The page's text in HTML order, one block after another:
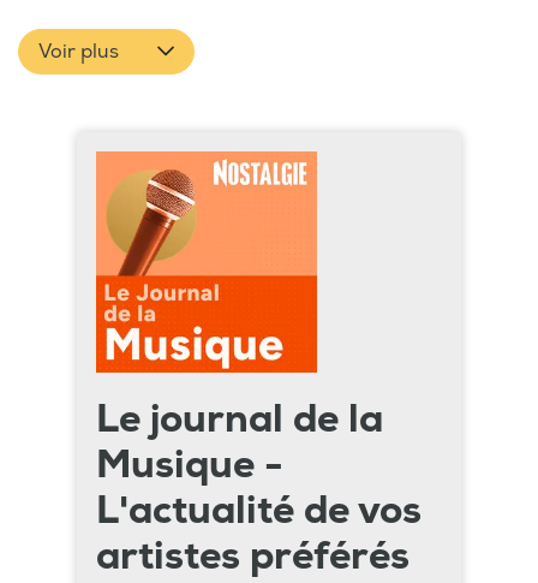
Voir plus
Le journal de la
Musique -
L'actualité de vos
artistes préférés